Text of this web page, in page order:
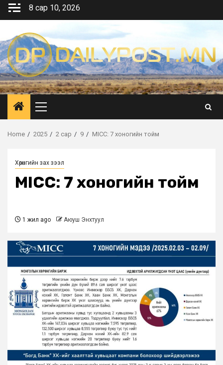
Skip
8 сар 10, 2026
Primary
Menu
Home 2025 2 сар 9 MICC: 7 хоногийн тойм
Хөрөнгийн зах зээл
MICC: 7 хоногийн тойм
1 жил ago Аюуш Энхтуул